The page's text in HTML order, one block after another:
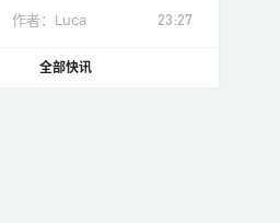
作者： Luca 23:27
全部快讯